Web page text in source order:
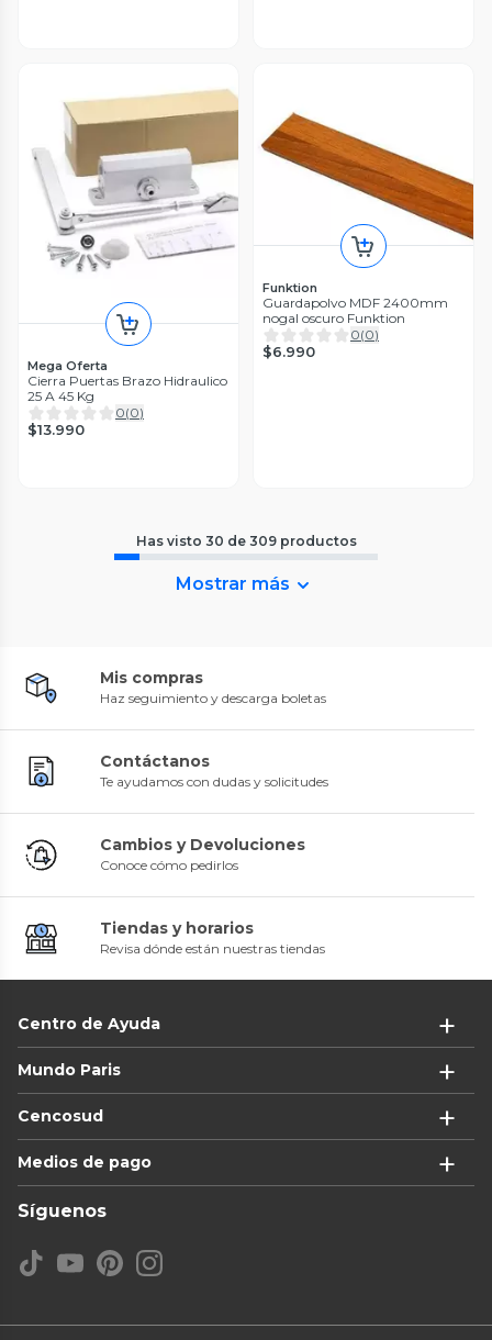
Mega Oferta
Cierra Puertas Brazo Hidraulico
25 A 45 Kg
0(0)
$13.990
Funktion
Guardapolvo MDF 2400mm
nogal oscuro Funktion
0(0)
$6.990
Has visto 30 de 309 productos
Mostrar más
Mis compras
Haz seguimiento y descarga boletas
Contáctanos
Te ayudamos con dudas y solicitudes
Cambios y Devoluciones
Conoce cómo pedirlos
Tiendas y horarios
Revisa dónde están nuestras tiendas
Centro de Ayuda
Mundo Paris
Cencosud
Medios de pago
Síguenos